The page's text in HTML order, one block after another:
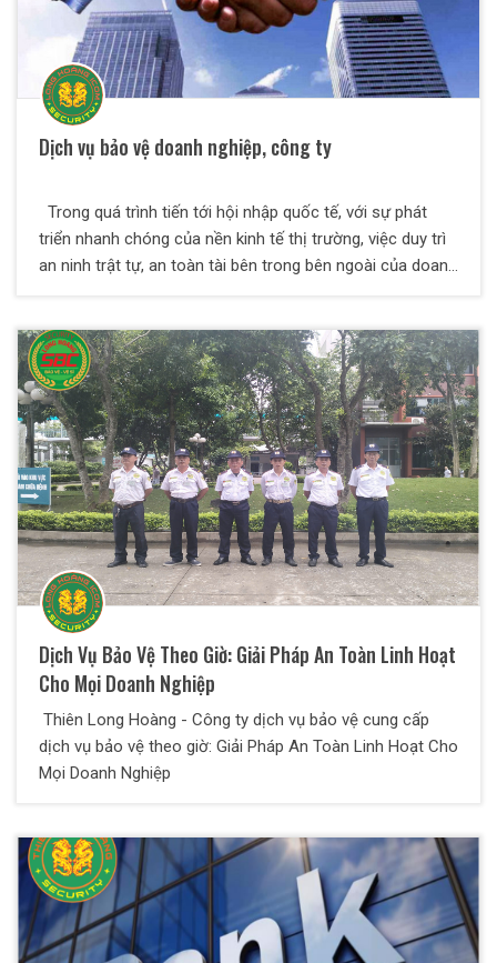
Dịch vụ bảo vệ doanh nghiệp, công ty
Trong quá trình tiến tới hội nhập quốc tế, với sự phát
triển nhanh chóng của nền kinh tế thị trường, việc duy trì
an ninh trật tự, an toàn tài bên trong bên ngoài của doanh
những nhu cầu tất yếu trên và đảm bảo an toàn cho Quý
doanh nghiệp.
Dịch Vụ Bảo Vệ Theo Giờ: Giải Pháp An Toàn Linh Hoạt
Cho Mọi Doanh Nghiệp
Thiên Long Hoàng - Công ty dịch vụ bảo vệ cung cấp
dịch vụ bảo vệ theo giờ: Giải Pháp An Toàn Linh Hoạt Cho
Mọi Doanh Nghiệp